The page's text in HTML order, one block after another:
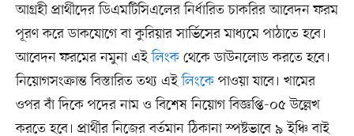
আগ্রহী প্রার্থীদের ডিএমটিসিএলের নির্ধারিত চাকরির আবেদন ফরম
পূরণ করে ডাকযোগে বা কুরিয়ার সার্ভিসের মাধ্যমে পাঠাতে হবে।
আবেদন ফরমের নমুনা এইলিংকথেকে ডাউনলোড করতে হবে।
নিয়োগসংক্রান্ত বিস্তারিত তথ্য এইলিংকেপাওয়া যাবে। খামের
ওপর বাঁ দিকে পদের নাম ও বিশেষ নিয়োগ বিজ্ঞপ্তি-০৫ উল্লেখ
করতে হবে। প্রার্থীর নিজের বর্তমান ঠিকানা স্পষ্টভাবে ৯ ইঞ্চি বাই